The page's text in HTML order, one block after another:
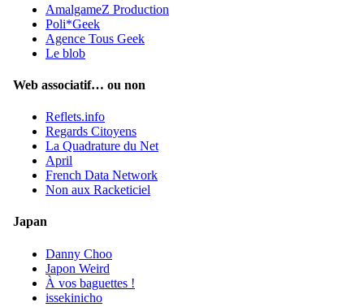
AmalgameZ Production
Poli*Geek
Agence Tous Geek
Le blob
Web associatif… ou non
Reflets.info
Regards Citoyens
La Quadrature du Net
April
French Data Network
Non aux Racketiciel
Japan
Danny Choo
Japon Weird
À vos baguettes !
issekinicho